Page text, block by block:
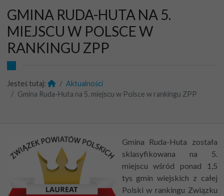
GMINA RUDA-HUTA NA 5.
MIEJSCU W POLSCE W
RANKINGU ZPP
Jesteś tutaj:
Aktualności
Gmina Ruda-Huta na 5. miejscu w Polsce w rankingu ZPP
Gmina Ruda-Huta została
sklasyfikowana na 5.
miejscu wśród ponad 1,5
tys gmin wiejskich z całej
Polski w rankingu Związku